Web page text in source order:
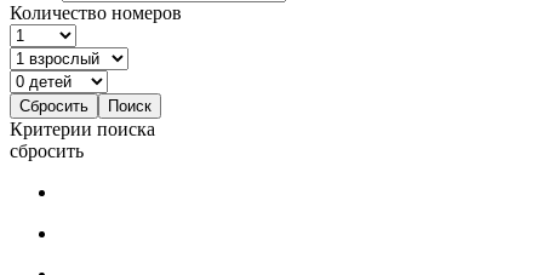
Количество номеров
Критерии поиска
сбросить